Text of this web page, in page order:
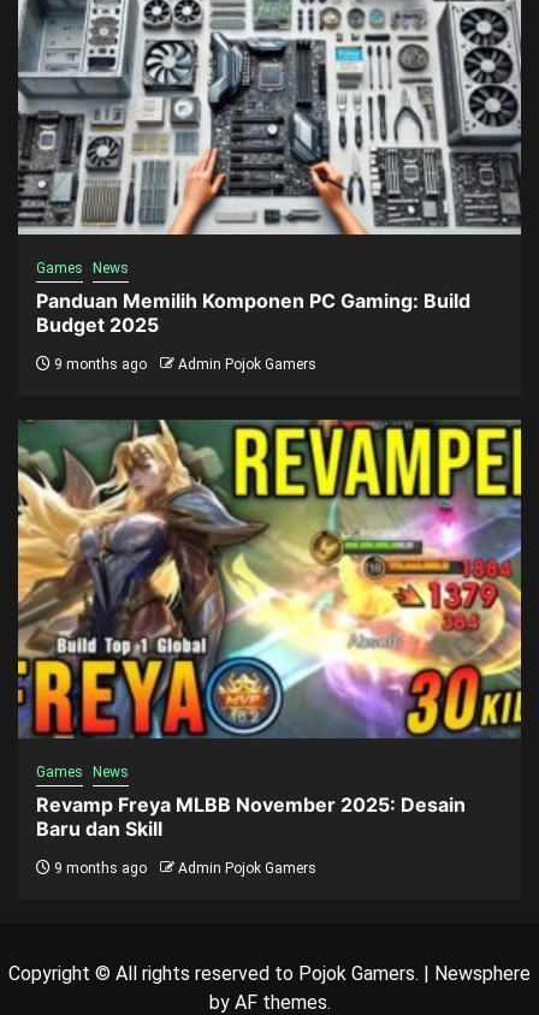
Games News
Panduan Memilih Komponen PC Gaming: Build
Budget 2025
9 months ago Admin Pojok Gamers
Games News
Revamp Freya MLBB November 2025: Desain
Baru dan Skill
9 months ago Admin Pojok Gamers
Copyright © All rights reserved to Pojok Gamers. | Newsphere
by AF themes.